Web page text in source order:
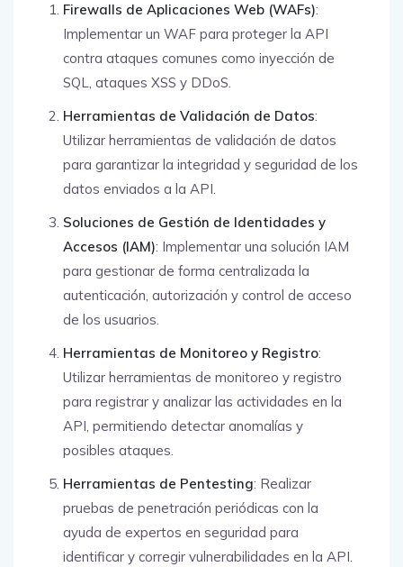
Firewalls de Aplicaciones Web (WAFs):
Implementar un WAF para proteger la API
contra ataques comunes como inyección de
SQL, ataques XSS y DDoS.
Herramientas de Validación de Datos:
Utilizar herramientas de validación de datos
para garantizar la integridad y seguridad de los
datos enviados a la API.
Soluciones de Gestión de Identidades y
Accesos (IAM): Implementar una solución IAM
para gestionar de forma centralizada la
autenticación, autorización y control de acceso
de los usuarios.
Herramientas de Monitoreo y Registro:
Utilizar herramientas de monitoreo y registro
para registrar y analizar las actividades en la
API, permitiendo detectar anomalías y
posibles ataques.
Herramientas de Pentesting: Realizar
pruebas de penetración periódicas con la
ayuda de expertos en seguridad para
identificar y corregir vulnerabilidades en la API.